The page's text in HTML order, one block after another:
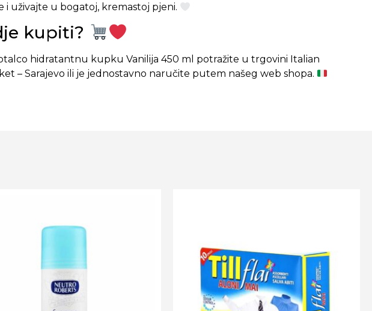
i uživajte u bogatoj, kremastoj pjeni.
kupiti?
hidratantnu kupku Vanilija 450 ml potražite u trgovini Italian
– Sarajevo ili je jednostavno naručite putem našeg web shopa.